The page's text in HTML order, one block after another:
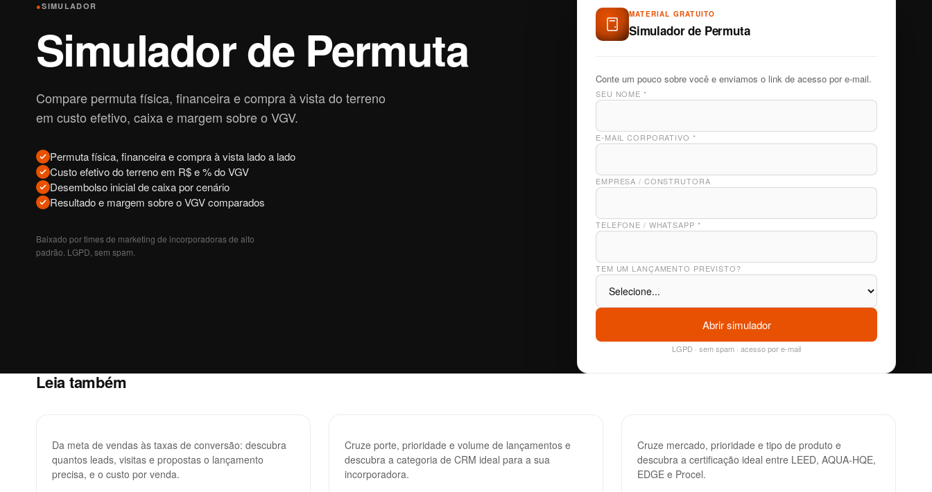
●SIMULADOR
Simulador de Permuta
Compare permuta física, financeira e compra à vista do terreno
em custo efetivo, caixa e margem sobre o VGV.
Permuta física, financeira e compra à vista lado a lado
Custo efetivo do terreno em R$ e % do VGV
Desembolso inicial de caixa por cenário
Resultado e margem sobre o VGV comparados
Baixado por times de marketing de incorporadoras de alto
padrão. LGPD, sem spam.
MATERIAL GRATUITO
Simulador de Permuta
Conte um pouco sobre você e enviamos o link de acesso por e-mail.
SEU NOME *
E-MAIL CORPORATIVO *
EMPRESA / CONSTRUTORA
TELEFONE / WHATSAPP *
TEM UM LANÇAMENTO PREVISTO?
Abrir simulador
LGPD · sem spam · acesso por e-mail
Leia também
Calculadora de Funil de
Vendas
Da meta de vendas às taxas de conversão: descubra
quantos leads, visitas e propostas o lançamento
precisa, e o custo por venda.
Seletor de CRM
Cruze porte, prioridade e volume de lançamentos e
descubra a categoria de CRM ideal para a sua
incorporadora.
Seletor de Certificação
Sustentável
Cruze mercado, prioridade e tipo de produto e
descubra a certificação ideal entre LEED, AQUA-HQE,
EDGE e Procel.